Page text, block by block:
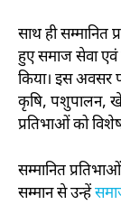
साथ ही
हुए समाज सेवा एवं
किया। इस अवसर
कृषि, पशुपालन,
प्रतिभाओं को
सम्मानित
सम्मान से उन्हें